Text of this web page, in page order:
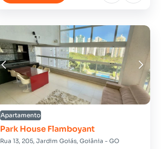
Apartamento
Park House Flamboyant
Rua 13, 205, Jardim Goiás, Goiânia - GO